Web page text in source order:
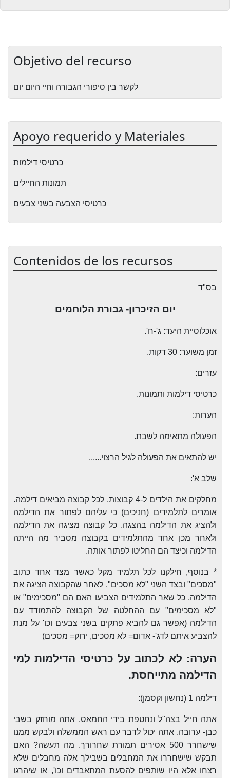
Objetivo del recurso
לקשר בין סיפורי הגבורה וחיי היום יום
Apoyo requerido y Materiales
כרטיסי דילמות
תמונות החיילים
כרטיסי הצבעה בשני צבעים
Contenidos de los recursos
בס"ד
יום הזיכרון- גבורת הלוחמים
אוכלוסיית היעד: ג'-ח'.
זמן משוער: 30 דקות.
עזרים:
כרטיסי דילמות ותמונות.
הערות:
הפעולה מתאימה לשבת.
יש להתאים את הפעולה לגיל הרצוי......
שלב א':
מחלקים את הילדים ל-4 קבוצות. לכל קבוצה מביאים דילמה.
אומרים לתלמידים (חניכים) כי עליהם לפתור את הדילמה
ולהציג את הדילמה בהצגה. כל קבוצה מציגה את הדילמה
ולאחר מכן אחד מהתלמידים בקבוצה מסביר מה הייתה
הדילמה וכיצד הם החליטו לפתור אותה.
* בנוסף, חילקנו לכל תלמיד מקל כאשר מצד אחד כתוב
"מסכים" ובצד השני "לא מסכים". לאחר שהקבוצה הציגה את
הדילמה, כל שאר התלמידים הצביעו האם הם "מסכימים" או
"לא מסכימים" עם ההחלטה של הקבוצה להתמודד עם
הדילמה (אפשר גם להביא פתקים בשני צבעים וכו' על מנת
להצביע איתם לדג'- אדום= לא מסכים, ירוק= מסכים)
הערה: לא לכתוב על כרטיסי הדילמות למי
הדילמה מתייחסת.
דילמה 1 (נחשון וקסמן):
אתה חייל בצה"ל ונחטפת בידי החמאס. אתה מוחזק בשבי
כבן- ערובה. אתה יכול לדבר עם ראש הממשלה ולבקש ממנו
שישחרר 500 אסירים תמורת שחרורך. מה תעשה? האם
תבקש שישחררו את המחבלים בשבילך אלה מחבלים שלא
רצחו אלא היו שותפים להסעת המתאבדים וכו', או שיהרגו